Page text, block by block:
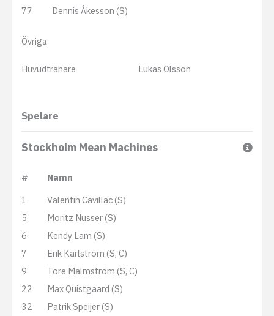
77
Dennis Åkesson (S)
Övriga
Huvudtränare Lukas Olsson
Spelare
Stockholm Mean Machines
#
Namn
1
Valentin Cavillac (S)
5
Moritz Nusser (S)
6
Kendy Lam (S)
7
Erik Karlström (S, C)
9
Tore Malmström (S, C)
22
Max Quistgaard (S)
32
Patrik Speijer (S)